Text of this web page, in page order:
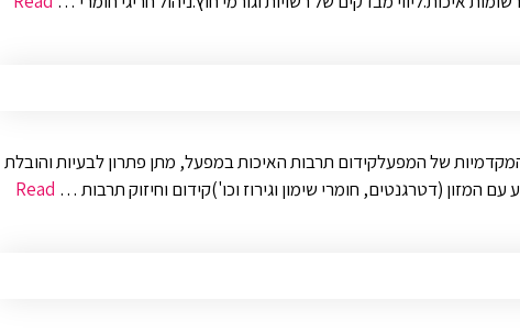
של המפעלקידום תרבות האיכות במפעל, מתן פתרון לבעיות והובלת
המזון (דטרגנטים, חומרי שימון וגירוז וכו')קידום וחיזוק תרבות … Read